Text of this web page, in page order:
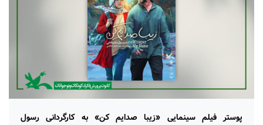
پوستر فیلم سینمایی «زیبا صدایم کن» به کارگردانی رسول